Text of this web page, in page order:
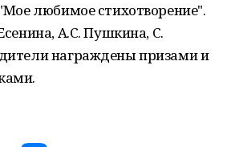
любимое стихотворение".
А.С. Пушкина, С.
награждены призами и